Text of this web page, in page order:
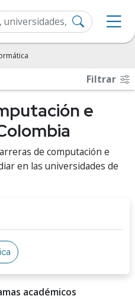
Filtrar
e
de computación e
en las universidades de
académicos